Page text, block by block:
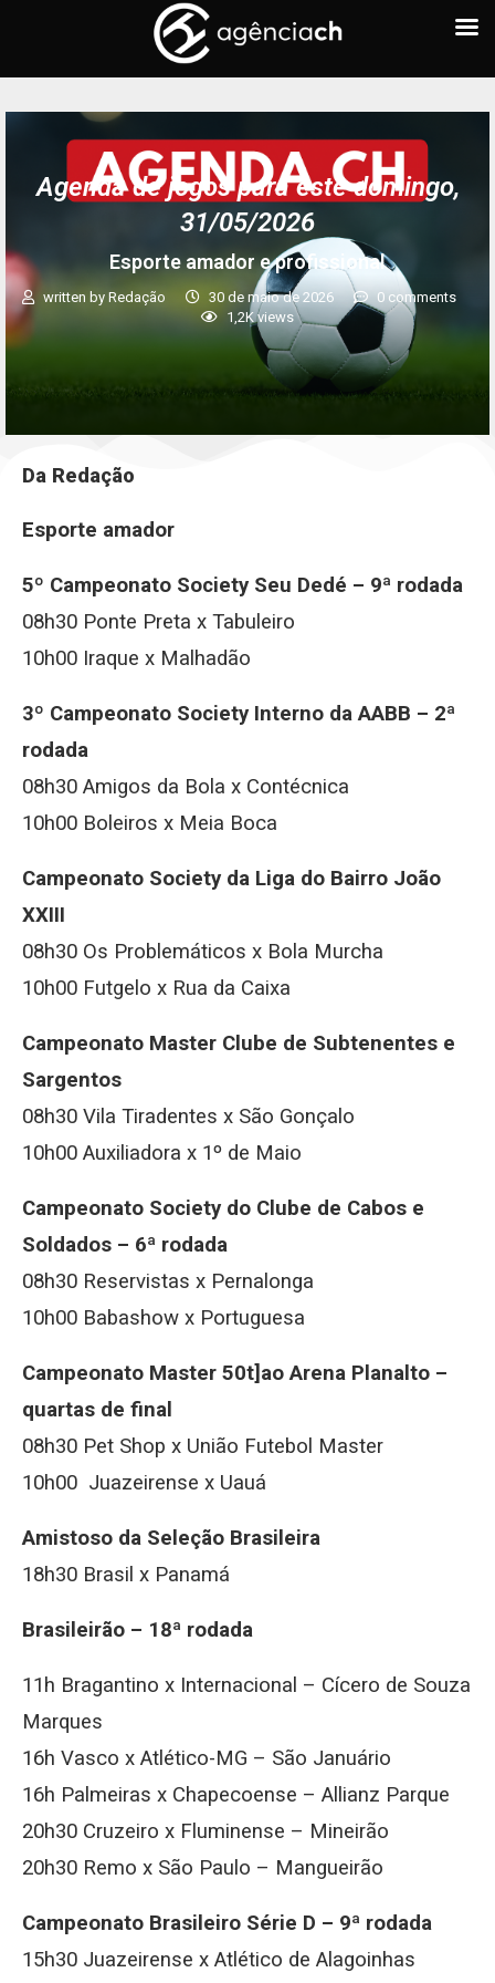
Agenda de jogos para este domingo,
31/05/2026
Esporte amador e profissional
written by Redação 30 de maio de 2026
0 comments
1,2Kviews
Da Redação
Esporte amador
5º Campeonato Society Seu Dedé – 9ª rodada
08h30 Ponte Preta x Tabuleiro
10h00 Iraque x Malhadão
3º Campeonato Society Interno da AABB – 2ª
rodada
08h30 Amigos da Bola x Contécnica
10h00 Boleiros x Meia Boca
Campeonato Society da Liga do Bairro João
XXIII
08h30 Os Problemáticos x Bola Murcha
10h00 Futgelo x Rua da Caixa
Campeonato Master Clube de Subtenentes e
Sargentos
08h30 Vila Tiradentes x São Gonçalo
10h00 Auxiliadora x 1º de Maio
Campeonato Society do Clube de Cabos e
Soldados – 6ª rodada
08h30 Reservistas x Pernalonga
10h00 Babashow x Portuguesa
Campeonato Master 50t]ao Arena Planalto –
quartas de final
08h30 Pet Shop x União Futebol Master
10h00 Juazeirense x Uauá
Amistoso da Seleção Brasileira
18h30 Brasil x Panamá
Brasileirão – 18ª rodada
11h Bragantino x Internacional – Cícero de Souza
Marques
16h Vasco x Atlético-MG – São Januário
16h Palmeiras x Chapecoense – Allianz Parque
20h30 Cruzeiro x Fluminense – Mineirão
20h30 Remo x São Paulo – Mangueirão
Campeonato Brasileiro Série D – 9ª rodada
15h30 Juazeirense x Atlético de Alagoinhas